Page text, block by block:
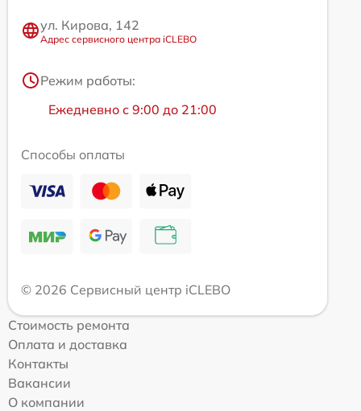
ул. Кирова, 142
Адрес сервисного центра iCLEBO
Режим работы:
Ежедневно с 9:00 до 21:00
Способы оплаты
© 2026 Сервисный центр iCLEBO
Стоимость ремонта
Оплата и доставка
Контакты
Вакансии
О компании